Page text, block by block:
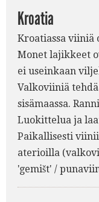
Kroatia
Kroatiassa
Monet lajikkeet
ei useinkaan
Valkoviiniä
sisämaassa.
Luokittelua ja
Paikallisesti
aterioilla
'gemišt' /